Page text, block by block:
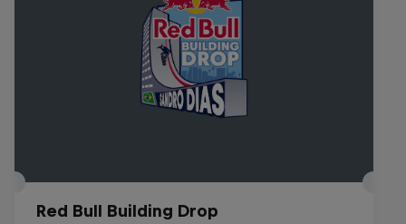
Red Bull Building Drop